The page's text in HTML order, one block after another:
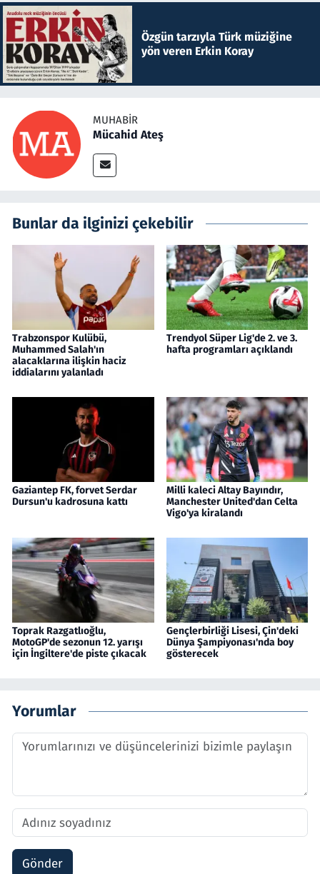
Özgün tarzıyla Türk müziğine
yön veren Erkin Koray
MUHABIR
Mücahid Ateş
Bunlar da ilginizi çekebilir
Trabzonspor Kulübü,
Muhammed Salah'ın
alacaklarına ilişkin haciz
iddialarını yalanladı
Trendyol Süper Lig'de 2. ve 3.
hafta programları açıklandı
Gaziantep FK, forvet Serdar
Dursun'u kadrosuna kattı
Milli kaleci Altay Bayındır,
Manchester United'dan Celta
Vigo'ya kiralandı
Toprak Razgatlıoğlu,
MotoGP'de sezonun 12. yarışı
için İngiltere'de piste çıkacak
Gençlerbirliği Lisesi, Çin'deki
Dünya Şampiyonası'nda boy
gösterecek
Yorumlar
Gönder